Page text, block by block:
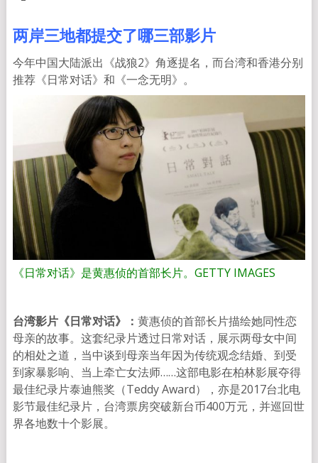
两岸三地都提交了哪三部影片
今年中国大陆派出《战狼2》角逐提名，而台湾和香港分别
推荐《日常对话》和《一念无明》。
《日常对话》是黄惠侦的首部长片。GETTY IMAGES
台湾影片《日常对话》： 黄惠侦的首部长片描绘她同性恋
母亲的故事。这套纪录片透过日常对话，展示两母女中间
的相处之道，当中谈到母亲当年因为传统观念结婚、到受
到家暴影响、当上牵亡女法师……这部电影在柏林影展夺得
最佳纪录片泰迪熊奖（Teddy Award），亦是2017台北电
影节最佳纪录片，台湾票房突破新台币400万元，并巡回世
界各地数十个影展。